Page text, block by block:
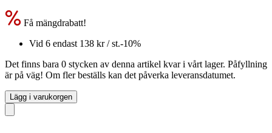
Få mängdrabatt!
Vid 6 endast 138 kr/ st.-10%
Det finns bara 0 stycken av denna artikel kvar i vårt lager. Påfyllning
är på väg! Om fler beställs kan det påverka leveransdatumet.
Lägg i varukorgen